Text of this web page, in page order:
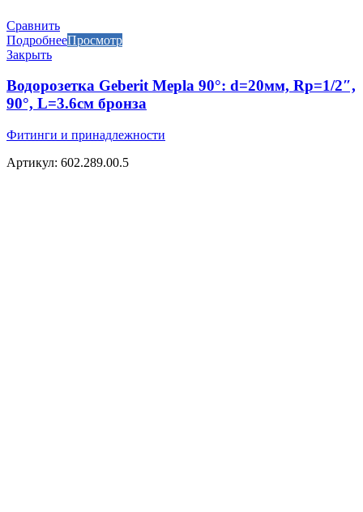
Сравнить
ПодробнееПросмотр
Закрыть
Водорозетка Geberit Mepla 90°: d=20мм, Rp=1/2″,
90°, L=3.6см бронза
Фитинги и принадлежности
Артикул: 602.289.00.5